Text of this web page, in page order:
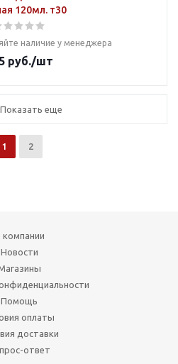
120мл. т30
наличие у менеджера
руб./шт
Показать еще
1 2
компании
Новости
Помощь
оплаты
доставки
ответ